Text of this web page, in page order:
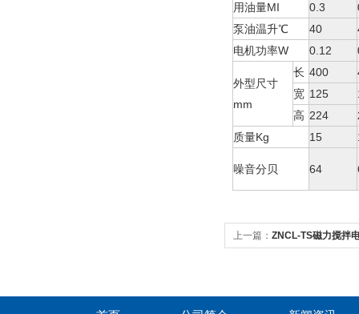
用油量MI
0.3
泵油温升℃
40
电机功率W
0.12
外型尺寸
mm
长 400
宽 125
高 224
质量Kg
15
噪音分贝 64
上一篇： ZNCL-TS磁力搅拌